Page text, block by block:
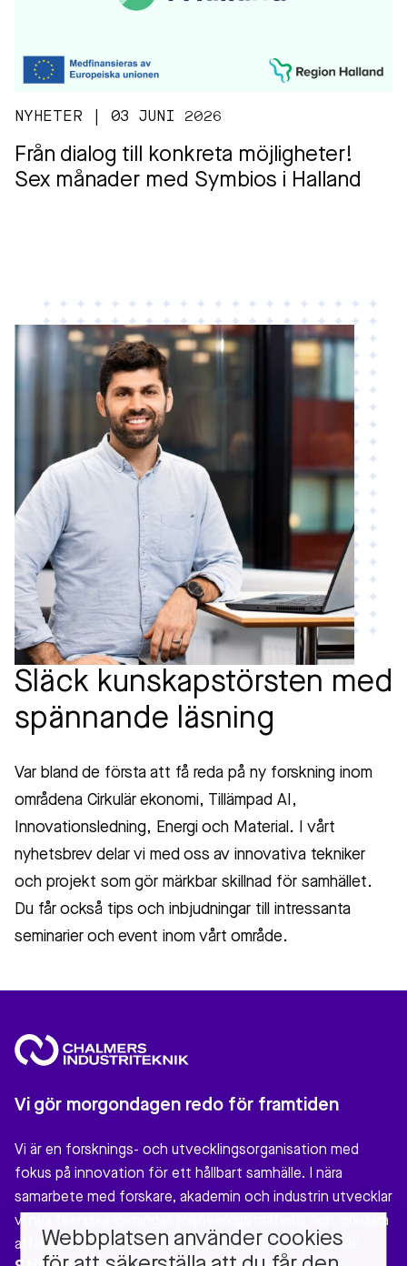
NYHETER | 03 JUNI 2026
Från dialog till konkreta möjligheter!
Sex månader med Symbios i Halland
Släck kunskapstörsten med
spännande läsning
Var bland de första att få reda på ny forskning inom
områdena Cirkulär ekonomi, Tillämpad AI,
Innovationsledning, Energi och Material. I vårt
nyhetsbrev delar vi med oss av innovativa tekniker
och projekt som gör märkbar skillnad för samhället.
Du får också tips och inbjudningar till intressanta
seminarier och event inom vårt område.
Vi gör morgondagen redo för framtiden
Vi är en forsknings- och utvecklingsorganisation med
fokus på innovation för ett hållbart samhälle. I nära
samarbete med forskare, akademin och industrin utvecklar
vi nya tekniska lösningar, miljövänliga material och cirkulära
affärsmodeller som gör verklig nytta för vårt samhälle.
Webbplatsen använder cookies